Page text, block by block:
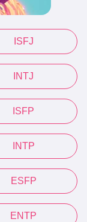
ISFJ
INTJ
ISFP
INTP
ESFP
ENTP